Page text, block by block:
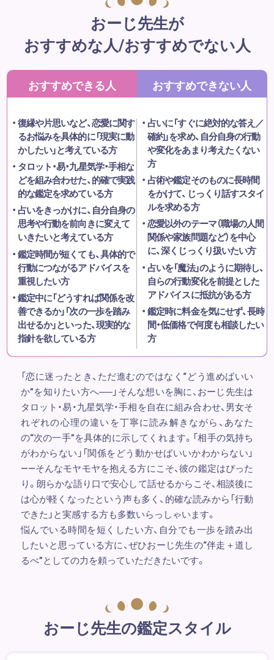
おーじ先生が
おすすめな人/おすすめでない人
おすすめできる人
復縁や片思いなど、恋愛に関す
るお悩みを具体的に「現実に動
かしたい」と考えている方
タロット・易・九星気学・手相な
どを組み合わせた、的確で実践
的な鑑定を求めている方
占いをきっかけに、自分自身の
思考や行動を前向きに変えて
いきたいと考えている方
鑑定時間が短くても、具体的で
行動につながるアドバイスを
重視したい方
鑑定中に「どうすれば関係を改
善できるか」「次の一歩を踏み
出せるか」といった、現実的な
指針を欲している方
おすすめできない人
占いに「すぐに絶対的な答え／
確約」を求め、自分自身の行動
や変化をあまり考えたくない
方
占術や鑑定そのものに長時間
をかけて、じっくり話すスタイ
ルを求める方
恋愛以外のテーマ（職場の人間
関係や家族問題など）を中心
に、深くじっくり扱いたい方
占いを「魔法」のように期待し、
自らの行動変化を前提とした
アドバイスに抵抗がある方
鑑定時に料金を気にせず、長時
間・低価格で何度も相談したい
方
「恋に迷ったとき、ただ進むのではなく“どう進めばいい
か”を知りたい方へ──」そんな想いを胸に、おーじ先生は
タロット・易・九星気学・手相を自在に組み合わせ、男女そ
れぞれの心理の違いを丁寧に読み解きながら、あなた
の“次の一手”を具体的に示してくれます。「相手の気持ち
がわからない」「関係をどう動かせばいいかわからない」
――そんなモヤモヤを抱える方にこそ、彼の鑑定はぴった
り。朗らかな語り口で安心して話せるからこそ、相談後に
は心が軽くなったという声も多く、的確な読みから「行動
できた」と実感する方も多数いらっしゃいます。
悩んでいる時間を短くしたい方、自分でも一歩を踏み出
したいと思っている方に、ぜひおーじ先生の“伴走＋道し
るべ”としての力を頼っていただきたいです。
おーじ先生の鑑定スタイル